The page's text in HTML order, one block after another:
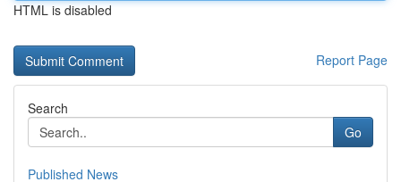
HTML is disabled
Report Page
Search
Go
Published News